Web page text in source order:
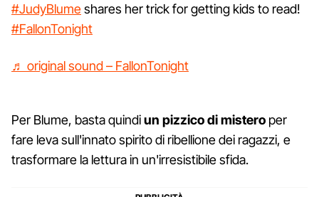
#JudyBlumeshares her trick for getting kids to read!
#FallonTonight
♬ original sound – FallonTonight
Per Blume, basta quindiun pizzico di mistero per
fare leva sull'innato spirito di ribellione dei ragazzi, e
trasformare la lettura in un'irresistibile sfida.